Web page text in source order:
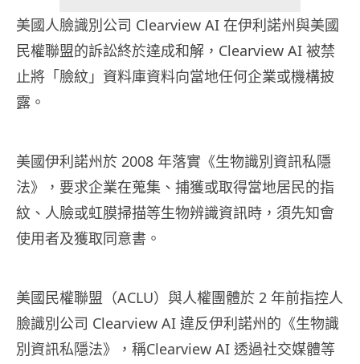
美國人臉識別公司 Clearview AI 在伊利諾州與美國
民權聯盟的訴訟終於達成和解，Clearview AI 被禁
止將「臉紋」資料庫資料向當地任何企業或機構披
露。
美國伊利諾州於 2008 年落實《生物識別資訊私隱
法》，要求企業在蒐集、捕獲或取得當地居民的指
紋、人臉或虹膜掃描等生物辨識資訊時，須先知會
使用者及獲取同意書。
美國民權聯盟（ACLU）與人權團體於 2 年前指控人
臉識別公司 Clearview AI 違反伊利諾州的《生物識
別資訊私隱法》，稱Clearview AI 透過社交媒體等